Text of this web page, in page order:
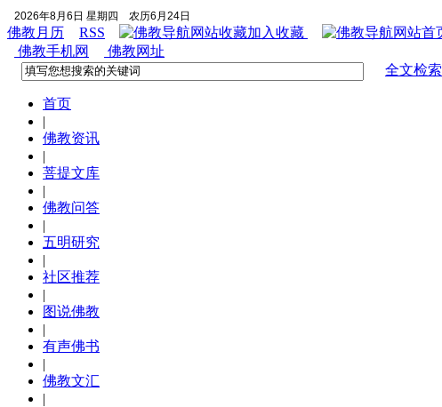
2026年8月6日 星期四 农历6月24日
佛教月历 RSS 加入收藏
佛教手机网
佛教网址
全文检索
首页
|
佛教资讯
|
菩提文库
|
佛教问答
|
五明研究
|
社区推荐
|
图说佛教
|
有声佛书
|
佛教文汇
|